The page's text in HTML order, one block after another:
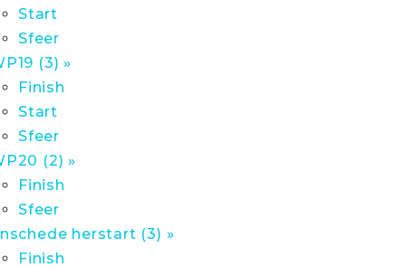
Start
Sfeer
(3) »
Finish
Start
Sfeer
(2) »
Finish
Sfeer
herstart (3) »
Finish